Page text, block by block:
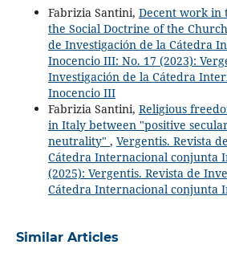
Fabrizia Santini, Decent work
the Social Doctrine of the Church
de Investigación de la Cátedra
Inocencio III: No. 17 (2023):
Investigación de la Cátedra
Inocencio III
Fabrizia Santini, Religious
in Italy between "positive
neutrality" , Vergentis. Revista
Cátedra Internacional conjunta
(2025): Vergentis. Revista de
Cátedra Internacional conjunta
Similar Articles